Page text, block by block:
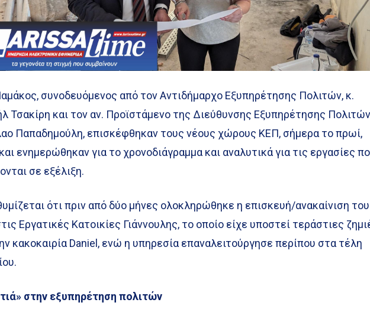
συνοδευόμενος από τον Αντιδήμαρχο Εξυπηρέτησης Πολιτών, κ.
Τσακίρη και τον αν. Προϊστάμενο της Διεύθυνσης Εξυπηρέτησης
Παπαδημούλη, επισκέφθηκαν τους νέους χώρους ΚΕΠ, σήμερα το πρωί,
ενημερώθηκαν για το χρονοδιάγραμμα και αναλυτικά για τις εργασίες
σε εξέλιξη.
ότι πριν από δύο μήνες ολοκληρώθηκε η επισκευή/ανακαίνιση του
Εργατικές Κατοικίες Γιάννουλης, το οποίο είχε υποστεί τεράστιες
κακοκαιρία Daniel, ενώ η υπηρεσία επαναλειτούργησε περίπου στα τέλη
στην εξυπηρέτηση πολιτών